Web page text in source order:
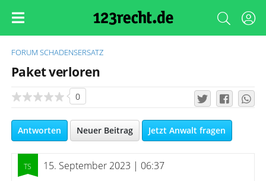
FORUM SCHADENSERSATZ
Paket verloren
0
Antworten Neuer Beitrag Jetzt Anwalt fragen
15. September 2023 | 06:37